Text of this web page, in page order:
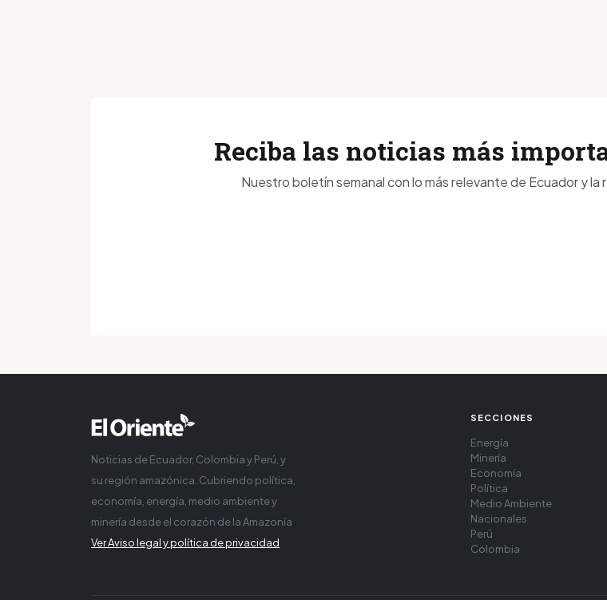
Reciba las noticias más
Nuestro boletín semanal con lo más relevante de Ecuador y
Noticias de Ecuador, Colombia y Perú, y
su región amazónica. Cubriendo política,
economía, energía, medio ambiente y
minería desde el corazón de la Amazonía
Ver Aviso legal y política de privacidad
SECCIONES
Energía
Minería
Economía
Política
Medio Ambiente
Nacionales
Perú
Colombia